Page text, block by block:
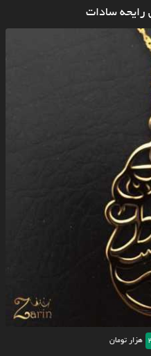
رایحه سادات
هزار تومان